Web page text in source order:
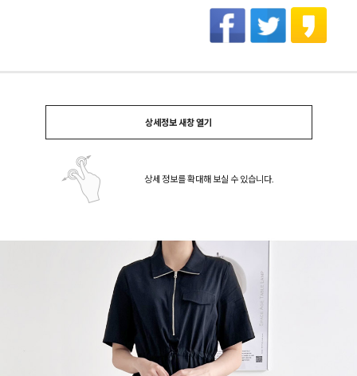
상세정보 새창 열기
상세 정보를 확대해 보실 수 있습니다.